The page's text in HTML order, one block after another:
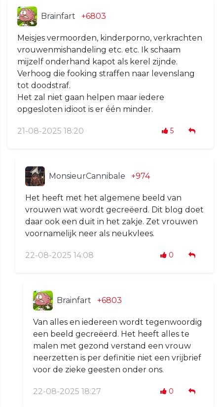
Brainfart +6803
Meisjes vermoorden, kinderporno, verkrachten
vrouwenmishandeling etc. etc. Ik schaam
mijzelf onderhand kapot als kerel zijnde.
Verhoog die fooking straffen naar levenslang
tot doodstraf.
Het zal niet gaan helpen maar iedere
opgesloten idioot is er één minder.
21-08-2025 18:20 5
MonsieurCannibale +974
Het heeft met het algemene beeld van
vrouwen wat wordt gecreëerd. Dit blog doet
daar ook een duit in het zakje. Zet vrouwen
voornamelijk neer als neukvlees.
22-08-2025 14:08 0
Brainfart +6803
Van alles en iedereen wordt tegenwoordig
een beeld gecreëerd. Het heeft alles te
malen met gezond verstand een vrouw
neerzetten is per definitie niet een vrijbrief
voor de zieke geesten onder ons.
22-08-2025 18:27 0